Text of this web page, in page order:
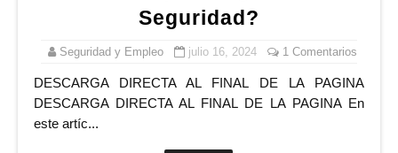
Seguridad?
Seguridad y Empleo julio 16, 2024 1 Comentarios
DESCARGA DIRECTA AL FINAL DE LA PAGINA
DESCARGA DIRECTA AL FINAL DE LA PAGINA En
este artíc...